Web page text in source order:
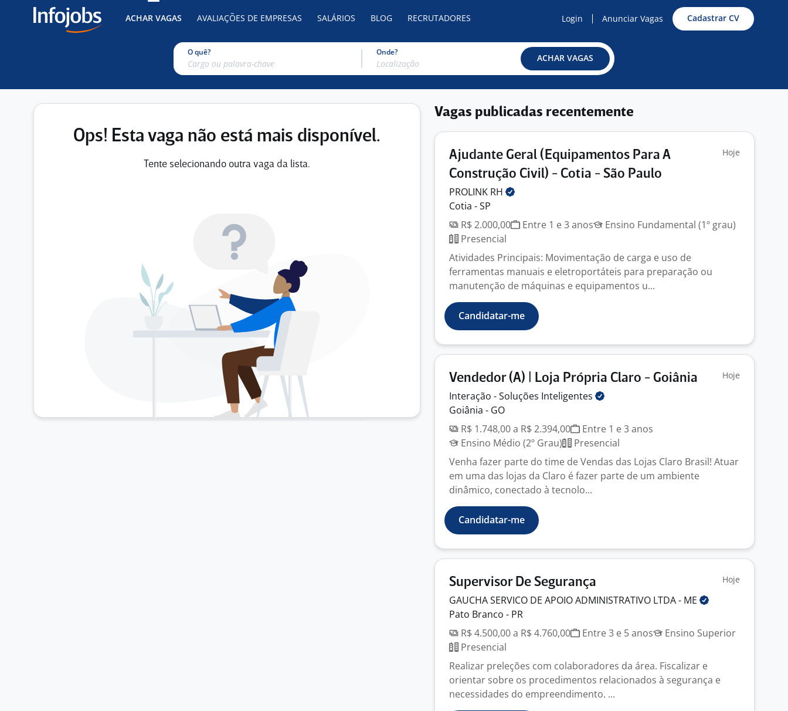
ACHAR VAGAS AVALIAÇÕES DE EMPRESAS SALÁRIOS BLOG RECRUTADORES Login Anunciar Vagas Cadastrar CV
O quê? Onde?
ACHAR VAGAS
Ops! Esta vaga não está mais disponível.
Tente selecionando outra vaga da lista.
Vagas publicadas recentemente
Ajudante Geral (Equipamentos Para A
Construção Civil) - Cotia - São Paulo
Hoje
PROLINK RH
Cotia - SP
R$ 2.000,00
Entre 1 e 3 anos
Ensino Fundamental (1º grau)
Presencial
Atividades Principais: Movimentação de carga e uso de
ferramentas manuais e eletroportáteis para preparação ou
manutenção de máquinas e equipamentos u...
Candidatar-me
Vendedor (A) | Loja Própria Claro - Goiânia Hoje
Interação - Soluções Inteligentes
Goiânia - GO
R$ 1.748,00 a R$ 2.394,00
Entre 1 e 3 anos
Ensino Médio (2º Grau)
Presencial
Venha fazer parte do time de Vendas das Lojas Claro Brasil! Atuar
em uma das lojas da Claro é fazer parte de um ambiente
dinâmico, conectado à tecnolo...
Candidatar-me
Supervisor De Segurança Hoje
GAUCHA SERVICO DE APOIO ADMINISTRATIVO LTDA - ME
Pato Branco - PR
R$ 4.500,00 a R$ 4.760,00
Entre 3 e 5 anos
Ensino Superior
Presencial
Realizar preleções com colaboradores da área. Fiscalizar e
orientar sobre os procedimentos relacionados à segurança e
necessidades do empreendimento. ...